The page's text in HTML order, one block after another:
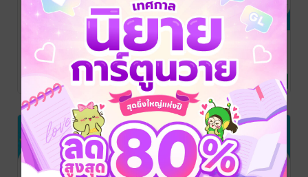
ทะลุมิติเข้าสู่
นิยายในฐานะ
ตัวประกอบ
ดอกแก้วเดือนเมษา
นิยายรักจีนโบราณ
SET ย้อนเวลา
กลับมาหาท่าน
ดอกแก้วเดือนเมษา
นิยายวาย Boy
Love / Yaoi
No Rating
SET พี่น้อง
ตระกูลซู
ดอกแก้วเดือนเมษา
นิยายรักจีนโบราณ
1 Rating